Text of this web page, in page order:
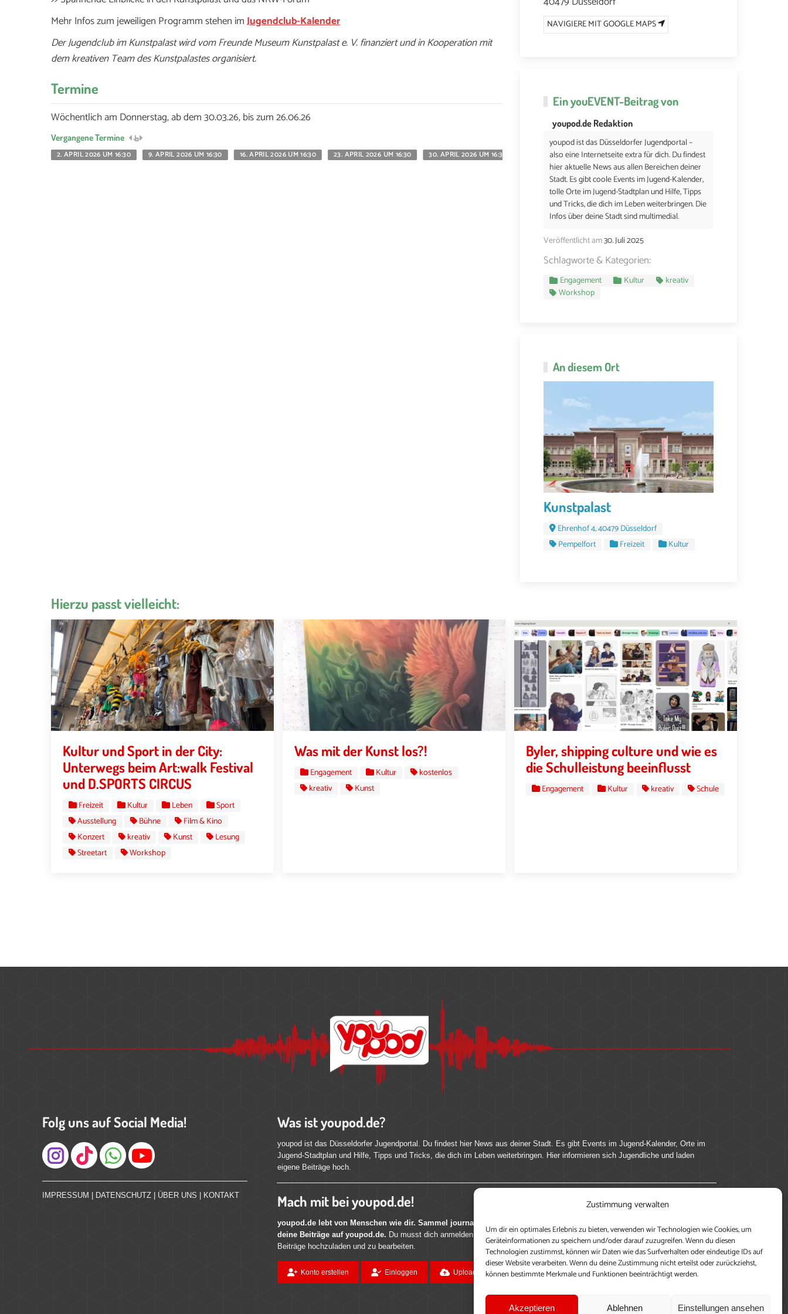
Zustimmung verwalten
Um dir ein optimales Erlebnis zu bieten, verwenden wir Technologien wie Cookies, um
Geräteinformationen zu speichern und/oder darauf zuzugreifen. Wenn du diesen
Technologien zustimmst, können wir Daten wie das Surfverhalten oder eindeutige IDs auf
dieser Website verarbeiten. Wenn du deine Zustimmung nicht erteilst oder zurückziehst,
können bestimmte Merkmale und Funktionen beeinträchtigt werden.
Akzeptieren Ablehnen Einstellungen ansehen
Mehr Infos zum jeweiligen Programm stehen imJugendclub-Kalender
Der Jugendclub im Kunstpalast wird vom Freunde Museum Kunstpalast e. V. finanziert und in Kooperation mit
dem kreativen Team des Kunstpalastes organisiert.
Termine
Wöchentlich am Donnerstag, ab dem 30.03.26, bis zum 26.06.26
Vergangene Termine
2. APRIL 2026 UM 16:30
9. APRIL 2026 UM 16:30 16. APRIL 2026 UM 16:30 23. APRIL 2026 UM 16:30 30. APRIL 2026 UM 16:30 7. MAI 2026 UM 16:30 14. MAI 2026 UM 16:30 21. MAI 2026 UM 16:30
NAVIGIERE MIT GOOGLE MAPS
EinyouEVENT-Beitrag von
youpod.de Redaktion
youpod ist das Düsseldorfer Jugendportal –
also eine Internetseite extra für dich. Du findest
hier aktuelle News aus allen Bereichen deiner
Stadt. Es gibt coole Events im Jugend-Kalender,
tolle Orte im Jugend-Stadtplan und Hilfe, Tipps
und Tricks, die dich im Leben weiterbringen. Die
Infos über deine Stadt sind multimedial.
Veröffentlicht am30. Juli 2025
Schlagworte & Kategorien:
Engagement Kultur
kreativ
Workshop
An diesem Ort
Kunstpalast
Ehrenhof 4, 40479 Düsseldorf
Pempelfort
Freizeit Kultur
Hierzu passt vielleicht:
Kultur und Sport in der City:
Unterwegs beim Art:walk Festival
und D.SPORTS CIRCUS
Freizeit Kultur Leben
Sport
Ausstellung
Bühne
Film & Kino
Konzert
kreativ Kunst
Lesung
Streetart
Workshop
Was mit der Kunst los?!
Engagement Kultur
kostenlos
kreativ
Kunst
Byler, shipping culture und wie es
die Schulleistung beeinflusst
Engagement Kultur kreativ Schule
Folg uns auf Social Media!
Instagram
IMPRESSUM DATENSCHUTZ ÜBER UNS KONTAKT
Was ist youpod.de?
youpod ist das Düsseldorfer Jugendportal. Du findest hier News aus deiner Stadt. Es gibt Events im Jugend-Kalender, Orte im
Jugend-Stadtplan und Hilfe, Tipps und Tricks, die dich im Leben weiterbringen. Hier informieren sich Jugendliche und laden
eigene Beiträge hoch.
Mach mit bei youpod.de!
youpod.de lebt von Menschen wie dir. Sammel journalistische Erfahrung, teile deine Perspektive und veröffentliche
deine Beiträge auf youpod.de. Du musst dich anmelden, um alle Funktionen nutzen zu können, ein Profil anzulegen, eigene
Beiträge hochzuladen und zu bearbeiten.
Konto erstellen Einloggen Upload ohne Login